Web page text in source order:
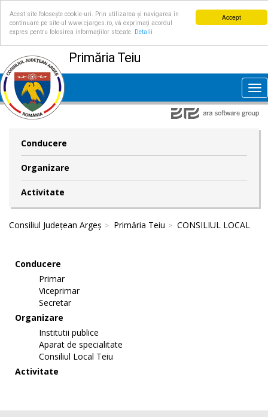
Accept
Acest site folosește cookie-uri. Prin utilizarea și navigarea în
continuare pe site-ul www.cjarges.ro, vă exprimați acordul
expres pentru folosirea informațiilor stocate.
Detalii
Primăria Teiu
Conducere
Organizare
Activitate
Consiliul Județean Argeș Primăria Teiu CONSILIUL LOCAL
Conducere
Primar
Viceprimar
Secretar
Organizare
Institutii publice
Aparat de specialitate
Consiliul Local Teiu
Activitate